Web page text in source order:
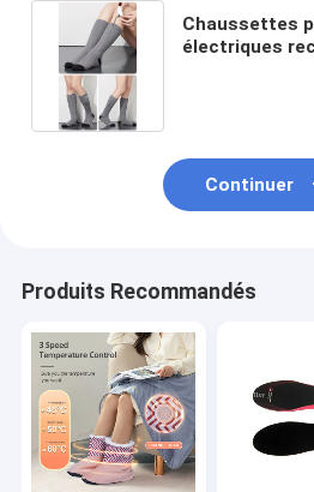
Chaussettes
électriques
Continuer
Produits Recommandés